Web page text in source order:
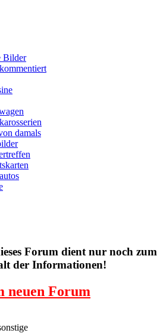
Bilder
damals
Forum dient nur noch zum
der Informationen!
neuen Forum